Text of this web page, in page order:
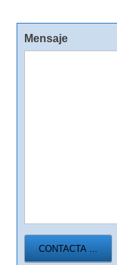
Mensaje
CONTACTA ...